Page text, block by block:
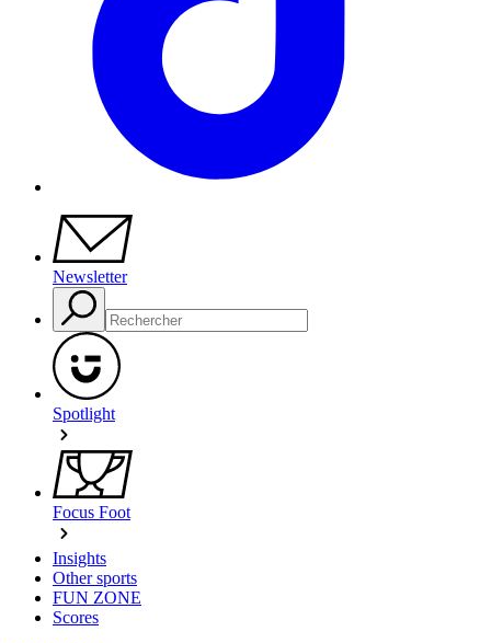
Newsletter
Spotlight
Focus Foot
Insights
Other sports
FUN ZONE
Scores